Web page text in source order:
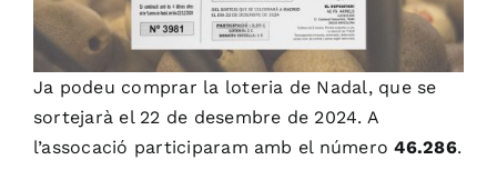
Ja podeu comprar la loteria de Nadal, que se
sortejarà el 22 de desembre de 2024. A
l’assocació participaram amb el número46.286.